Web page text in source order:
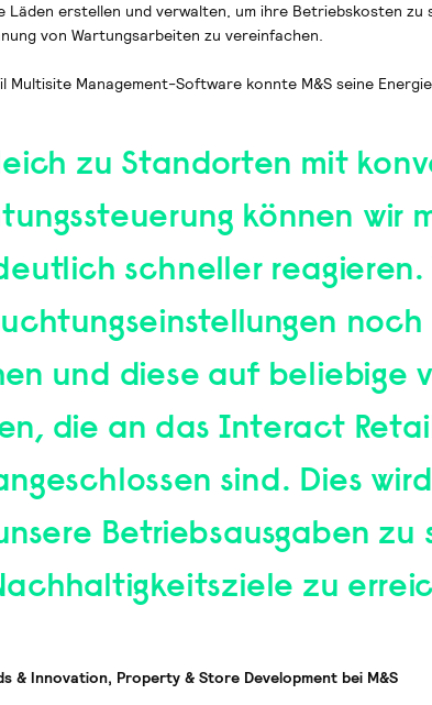
Läden erstellen und verwalten, um ihre Betriebskosten zu
von Wartungsarbeiten zu vereinfachen.
Multisite Management-Software konnte M&S seine
zu Standorten mit
können wir
schneller
noch
und diese auf beliebige
die an das Interact
sind. Dies
Betriebsausgaben zu
zu
& Innovation, Property & Store Development bei M&S